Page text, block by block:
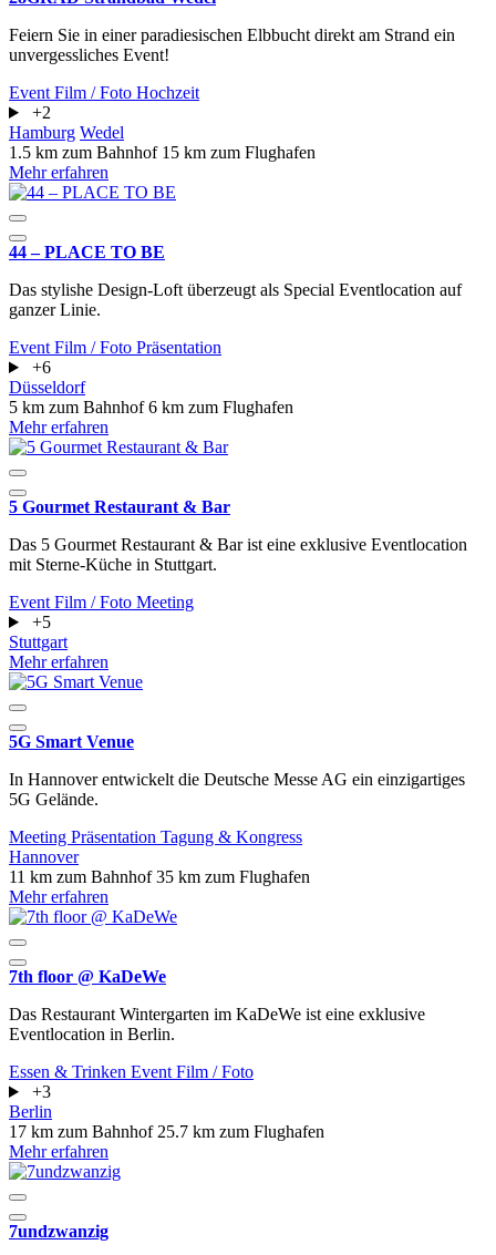
Feiern Sie in einer paradiesischen Elbbucht direkt am Strand ein
unvergessliches Event!
Event Film / Foto Hochzeit
+2
Hamburg Wedel
1.5 km zum Bahnhof 15 km zum Flughafen
Mehr erfahren
44 – PLACE TO BE
Das stylishe Design-Loft überzeugt als Special Eventlocation auf
ganzer Linie.
Event Film / Foto Präsentation
+6
Düsseldorf
5 km zum Bahnhof6 km zum Flughafen
Mehr erfahren
5 Gourmet Restaurant & Bar
Das 5 Gourmet Restaurant & Bar ist eine exklusive Eventlocation
mit Sterne-Küche in Stuttgart.
Event Film / Foto Meeting
+5
Stuttgart
Mehr erfahren
5G Smart Venue
In Hannover entwickelt die Deutsche Messe AG ein einzigartiges
5G Gelände.
Meeting Präsentation Tagung & Kongress
Hannover
11 km zum Bahnhof35 km zum Flughafen
Mehr erfahren
7th floor @ KaDeWe
Das Restaurant Wintergarten im KaDeWe ist eine exklusive
Eventlocation in Berlin.
Essen & Trinken Event Film / Foto
+3
Berlin
17 km zum Bahnhof 25.7 km zum Flughafen
Mehr erfahren
7undzwanzig